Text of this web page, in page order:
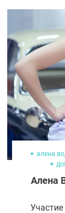
алена
Алена